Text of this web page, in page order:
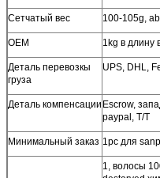
Сетчатый вес 100-105g,
OEM 1kg в длину
Деталь перевозкы
груза
UPS, DHL,
Деталь компенсации Escrow,
paypal, T/T
Минимальный заказ 1pc для
1, волосы